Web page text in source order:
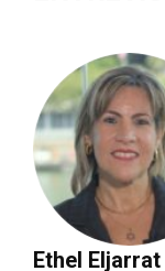
Ethel Eljarrat